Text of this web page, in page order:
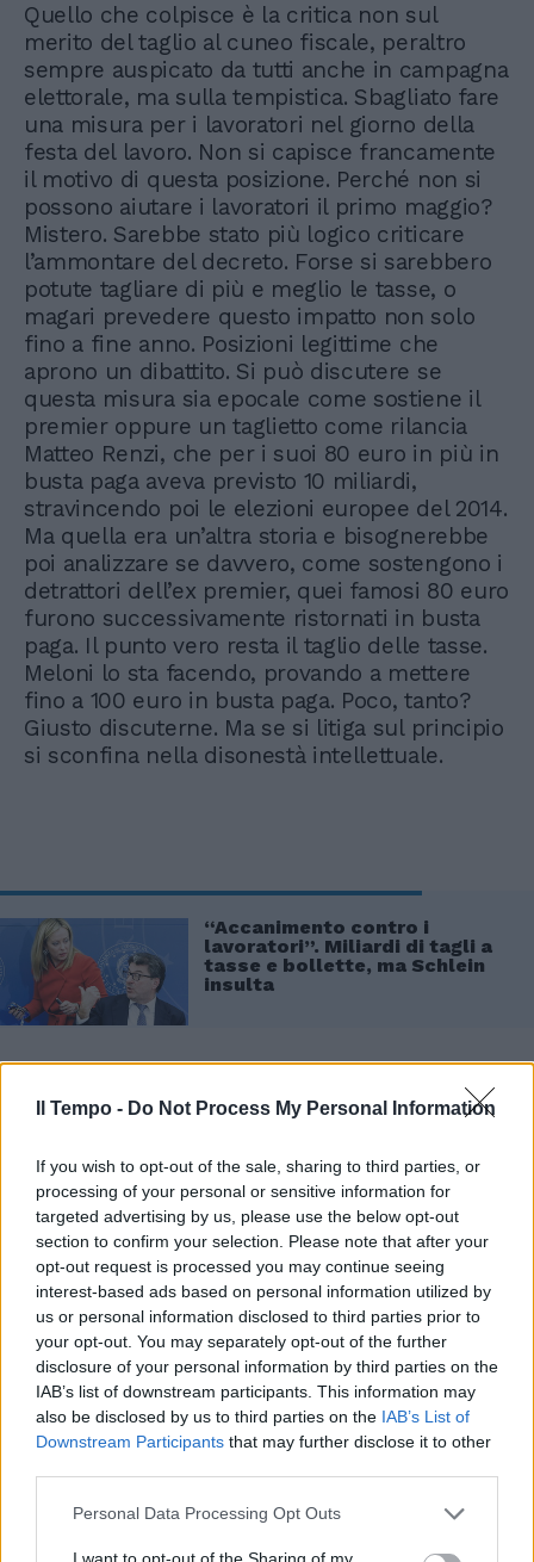
Il Tempo - Do Not Process My Personal Information
If you wish to opt-out of the sale, sharing to third parties, or
processing of your personal or sensitive information for
targeted advertising by us, please use the below opt-out
section to confirm your selection. Please note that after your
opt-out request is processed you may continue seeing
interest-based ads based on personal information utilized by
us or personal information disclosed to third parties prior to
your opt-out. You may separately opt-out of the further
disclosure of your personal information by third parties on the
IAB’s list of downstream participants. This information may
also be disclosed by us to third parties on the IAB’s List of
Downstream Participants that may further disclose it to other
Personal Data Processing Opt Outs
I want to opt-out of the Sharing of my
Quello che colpisce è la critica non sul
merito del taglio al cuneo fiscale, peraltro
sempre auspicato da tutti anche in campagna
elettorale, ma sulla tempistica. Sbagliato fare
una misura per i lavoratori nel giorno della
festa del lavoro. Non si capisce francamente
il motivo di questa posizione. Perché non si
possono aiutare i lavoratori il primo maggio?
Mistero. Sarebbe stato più logico criticare
l’ammontare del decreto. Forse si sarebbero
potute tagliare di più e meglio le tasse, o
magari prevedere questo impatto non solo
fino a fine anno. Posizioni legittime che
aprono un dibattito. Si può discutere se
questa misura sia epocale come sostiene il
premier oppure un taglietto come rilancia
Matteo Renzi, che per i suoi 80 euro in più in
busta paga aveva previsto 10 miliardi,
stravincendo poi le elezioni europee del 2014.
Ma quella era un’altra storia e bisognerebbe
poi analizzare se davvero, come sostengono i
detrattori dell’ex premier, quei famosi 80 euro
furono successivamente ristornati in busta
paga. Il punto vero resta il taglio delle tasse.
Meloni lo sta facendo, provando a mettere
fino a 100 euro in busta paga. Poco, tanto?
Giusto discuterne. Ma se si litiga sul principio
si sconfina nella disonestà intellettuale.
“Accanimento contro i
lavoratori”. Miliardi di tagli a
tasse e bollette, ma Schlein
insulta
Siamo in una fase complicata e ipotizzare
patrimoniali, come fa la sinistra, o auspicare
un aumento delle imposte sulle rendite è
lunare. Ma lo sanno che gli interessi sui titoli
di Stato vengono tassati, per i contribuenti
individuali, con un’aliquota del 12,5 per cento,
privilegiata rispetto alla tassazione applicata
agli altri titoli emessi sui mercati finanziari?
Non sarebbe sano e tanto meno risolutivo
cambiare questo meccanismo, soprattutto
ora che il nostro debito rischia di essere
premio Nobel Milton Friedman, fondatore del
pensiero monetarista: «L’inflazione è una